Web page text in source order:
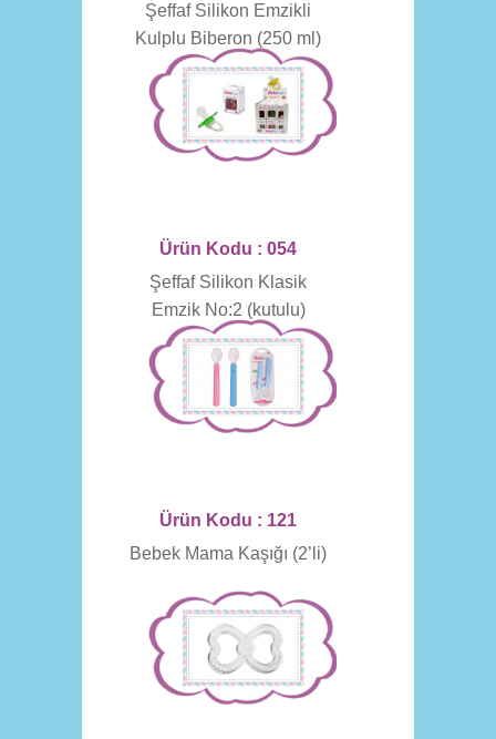
Şeffaf Silikon Emzikli
Kulplu Biberon (250 ml)
Ürün Kodu : 054
Şeffaf Silikon Klasik
Emzik No:2 (kutulu)
Ürün Kodu : 121
Bebek Mama Kaşığı (2’li)